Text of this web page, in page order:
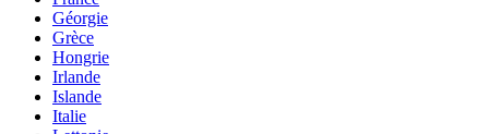
Géorgie
Grèce
Hongrie
Irlande
Islande
Italie